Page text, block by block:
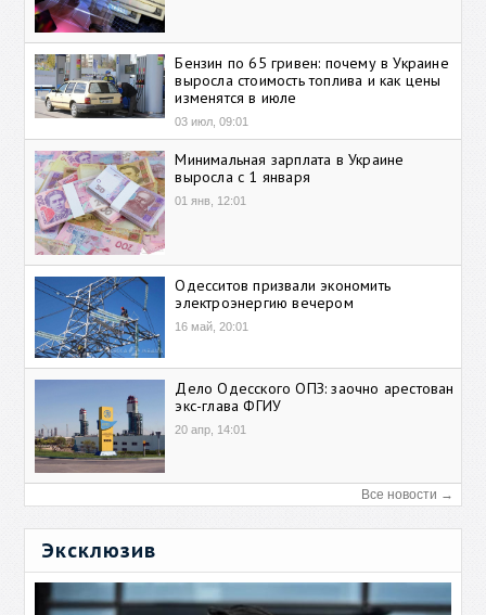
Бензин по 65 гривен: почему в Украине
выросла стоимость топлива и как цены
изменятся в июле
03 июл, 09:01
Минимальная зарплата в Украине
выросла с 1 января
01 янв, 12:01
Одесситов призвали экономить
электроэнергию вечером
16 май, 20:01
Дело Одесского ОПЗ: заочно арестован
экс-глава ФГИУ
20 апр, 14:01
Все новости →
Эксклюзив